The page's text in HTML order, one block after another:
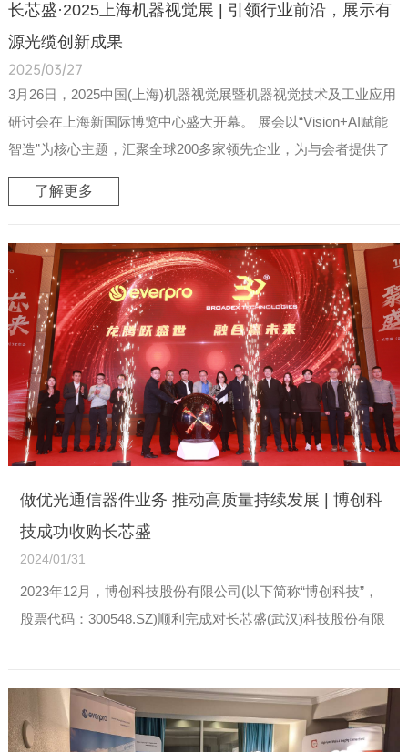
长芯盛·2025上海机器视觉展 | 引领行业前沿，展示有
源光缆创新成果
2025/03/27
3月26日，2025中国(上海)机器视觉展暨机器视觉技术及工业应用
研讨会在上海新国际博览中心盛大开幕。 展会以“Vision+AI赋能
智造”为核心主题，汇聚全球200多家领先企业，为与会者提供了
涵盖技术、产业与...
了解更多
做优光通信器件业务 推动高质量持续发展 | 博创科
技成功收购长芯盛
2024/01/31
2023年12月，博创科技股份有限公司(以下简称“博创科技”，
股票代码：300548.SZ)顺利完成对长芯盛(武汉)科技股份有限